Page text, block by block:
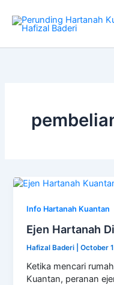
content
Info Hartanah Kuantan
Ejen Hartanah
Hafizal Baderi |October
Ketika mencari
Kuantan, peranan
Ejen
Di